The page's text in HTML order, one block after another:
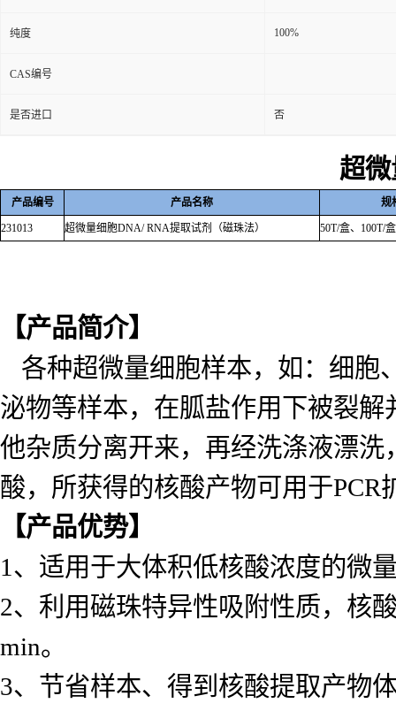
纯度 100%
CAS编号
是否进口 否
超
产品编号 产品名称 规
231013 超微量细胞DNA/ RNA提取试剂（磁珠法） 50T/盒、 100T/
【产品简介】
各种超微量细胞样本，如：细胞
泌物等样本，在胍盐作用下被裂
他杂质分离开来，再经洗涤液漂
酸，所获得的核酸产物可用于
【产品优势】
1、适用于大体积低核酸浓度的微
2、利用磁珠特异性吸附性质，核
min。
3、节省样本、得到核酸提取产物